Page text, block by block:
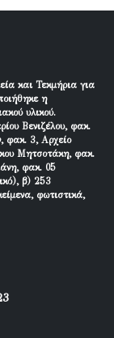
και Τεκμήρια για
η
υλικού.
Βενιζέλου, φακ.
φακ. 3, Αρχείο
Μητσοτάκη, φακ.
φακ. 05
β) 253
φωτιστικά,